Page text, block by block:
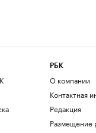
РБК
О компании
Контактная
Редакция
Размещение